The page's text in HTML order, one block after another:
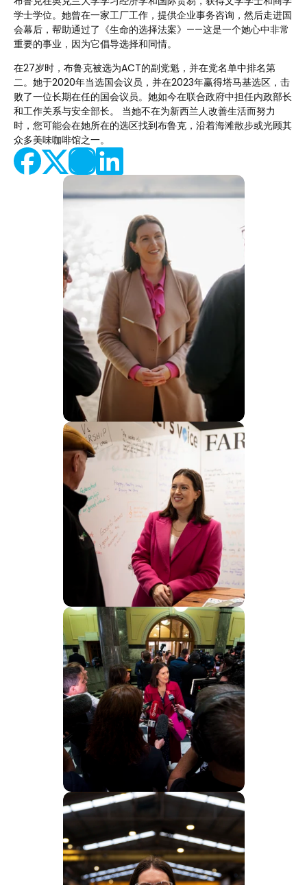
学士学位。她曾在一家工厂工作，提供企业事务咨询，然后走进国
会幕后，帮助通过了《生命的选择法案》——这是一个她心中非常
重要的事业，因为它倡导选择和同情。
在27岁时，布鲁克被选为ACT的副党魁，并在党名单中排名第
二。她于2020年当选国会议员，并在2023年赢得塔马基选区，击
败了一位长期在任的国会议员。她如今在联合政府中担任内政部长
和工作关系与安全部长。 当她不在为新西兰人改善生活而努力
时，您可能会在她所在的选区找到布鲁克，沿着海滩散步或光顾其
众多美味咖啡馆之一。